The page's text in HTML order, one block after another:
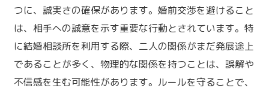
つに、誠実さの確保があります。婚前交渉を避けること
は、相手への誠意を示す重要な行動とされています。特
に結婚相談所を利用する際、二人の関係がまだ発展途上
であることが多く、物理的な関係を持つことは、誤解や
不信感を生む可能性があります。ルールを守ることで、